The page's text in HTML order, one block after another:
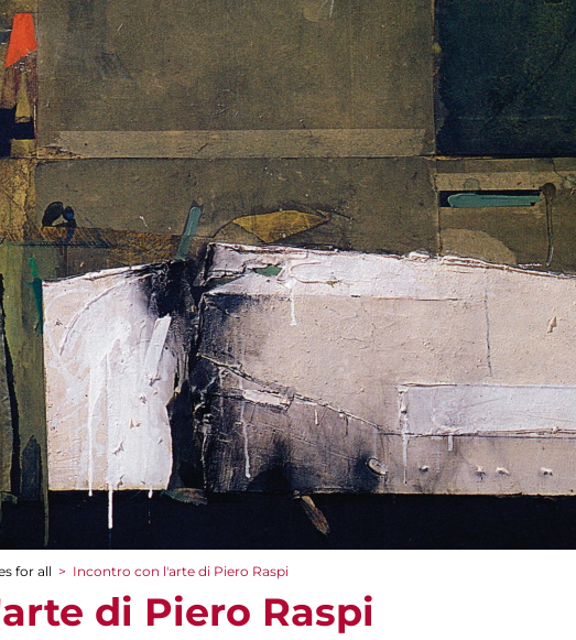
for all > Incontro con l'arte di Piero Raspi
di Piero Raspi